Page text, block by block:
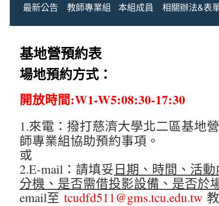
最新公告 教師專業組 本組成員 相關辦法&表
基地營預約表
場地預約方式：
開放時間:W1-W5:08:30-17:30
1.來電：撥打慈濟大學北二區基地
師專業組協助預約事項。
或
2.E-mail：請填妥日期、時間、活
分機、是否需借投影設備、是否於
email至 tcudfd511@gms.tcu.edu.tw